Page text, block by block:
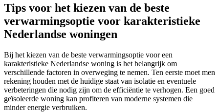
Tips voor het kiezen van de beste
verwarmingsoptie voor karakteristieke
Nederlandse woningen
Bij het kiezen van de beste verwarmingsoptie voor een
karakteristieke Nederlandse woning is het belangrijk om
verschillende factoren in overweging te nemen. Ten eerste moet men
rekening houden met de huidige staat van isolatie en eventuele
verbeteringen die nodig zijn om de efficiëntie te verhogen. Een goed
geïsoleerde woning kan profiteren van moderne systemen die
minder energie verbruiken.